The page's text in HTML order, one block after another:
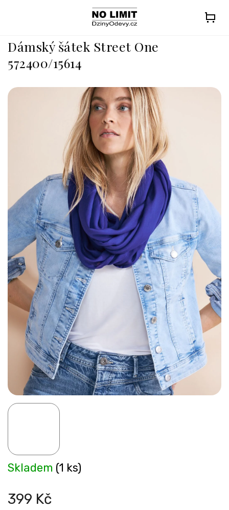
Dámský šátek Street One
572400/15614
399 Kč
Skladem (1 ks)